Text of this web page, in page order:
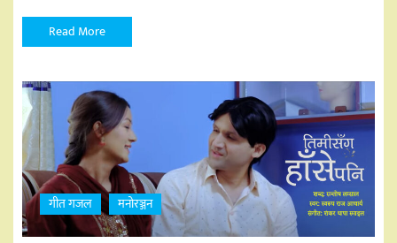
Read More
गीत गजल मनोरञ्जन